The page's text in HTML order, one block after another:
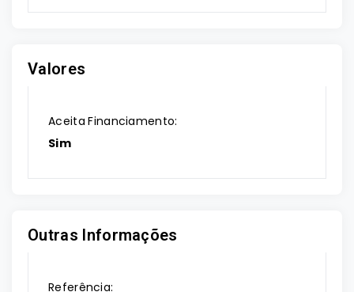
Valores
Aceita Financiamento:
Sim
Outras Informações
Referência: